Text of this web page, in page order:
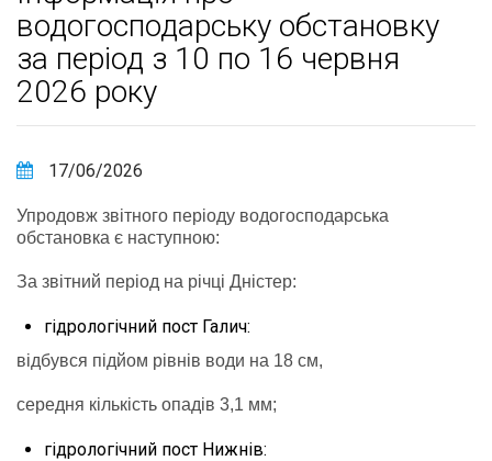
водогосподарську обстановку
за період з 10 по 16 червня
2026 року
17/06/2026
Упродовж звітного періоду водогосподарська
обстановка є наступною:
За звітний період на річці Дністер:
гідрологічний пост Галич:
відбувся підйом рівнів води на 18 см,
середня кількість опадів 3,1 мм;
гідрологічний пост Нижнів: